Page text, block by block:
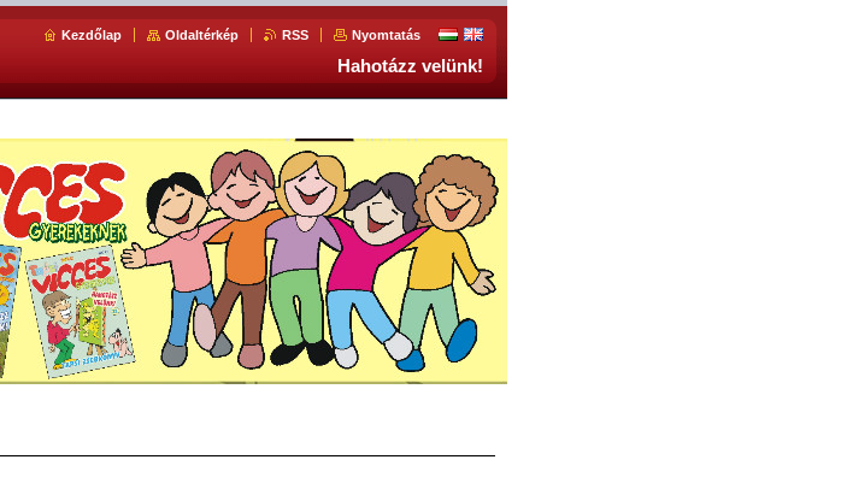
Kezdőlap Oldaltérkép RSS Nyomtatás
Hahotázz velünk!